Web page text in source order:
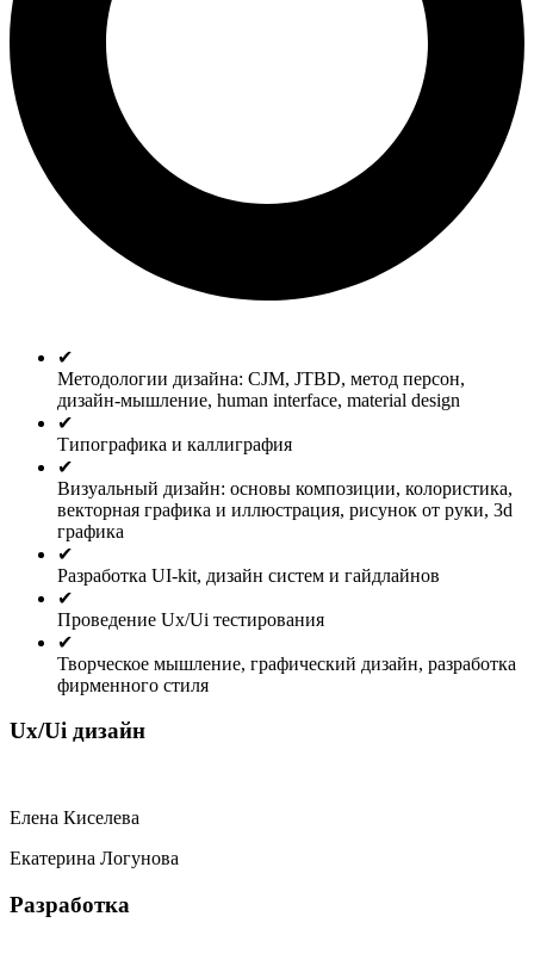
✔
Методологии дизайна: CJM, JTBD, метод персон,
дизайн-мышление, human interface, material design
✔
Типографика и каллиграфия
✔
Визуальный дизайн: основы композиции, колористика,
векторная графика и иллюстрация, рисунок от руки, 3d
графика
✔
Разработка UI-kit, дизайн систем и гайдлайнов
✔
Проведение Ux/Ui тестирования
✔
Творческое мышление, графический дизайн, разработка
фирменного стиля
Ux/Ui дизайн
Елена Киселева
Екатерина Логунова
Разработка